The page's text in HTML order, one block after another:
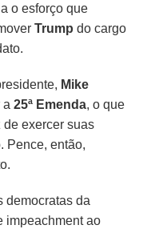
o esforço que
Trump do cargo
Mike
a25ª Emenda, o que
exercer suas
Pence, então,
democratas da
impeachment ao